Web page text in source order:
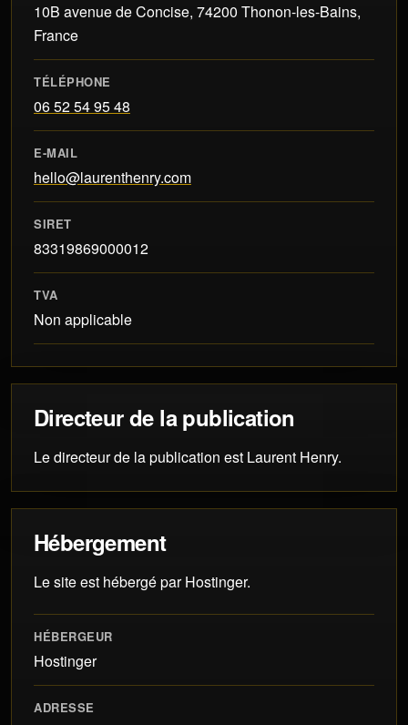
10B avenue de Concise, 74200 Thonon-les-Bains,
France
TÉLÉPHONE
06 52 54 95 48
E-MAIL
hello@laurenthenry.com
SIRET
83319869000012
TVA
Non applicable
Directeur de la publication
Le directeur de la publication est Laurent Henry.
Hébergement
Le site est hébergé par Hostinger.
HÉBERGEUR
Hostinger
ADRESSE